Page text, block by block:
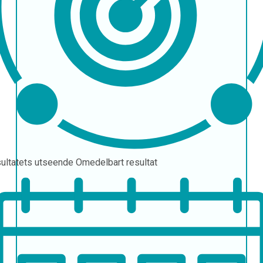
utseende Omedelbart resultat